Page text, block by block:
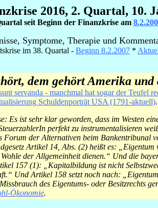
2016, 2. Quartal, 10.
seit Beginn der Finanzkrise am
Symptome, Therapie und
im 38. Quartal - Beginn 8.2.2007 *
_-
dem gehört Amerika und
servanda - manchmal hat sogar der Teufel
Schuldenporträt USA (1791-aktuell).
Es ist sehr klar geworden, dass im Westen
perfekt zu instrumentalisieren
Forum der Alternativen beim Bankentribunal
Artikel 14, Abs. (2) heißt es: „Eigentum
der Allgemeinheit dienen.“ Und die
157 (1): „Kapitalbildung ist nicht
Und Artikel 158 setzt noch nach:
des Eigentums- oder Besitzrechts
Ökonomie.